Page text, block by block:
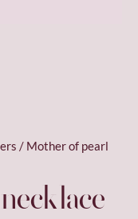
/ Mother of pearl